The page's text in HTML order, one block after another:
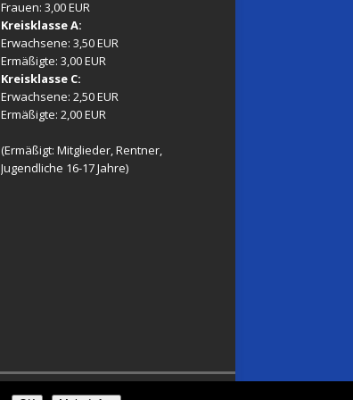
Frauen: 3,00 EUR
Kreisklasse A:
Erwachsene: 3,50 EUR
Ermäßigte: 3,00 EUR
Kreisklasse C:
Erwachsene: 2,50 EUR
Ermäßigte: 2,00 EUR
(Ermäßigt: Mitglieder, Rentner,
Jugendliche 16-17 Jahre)